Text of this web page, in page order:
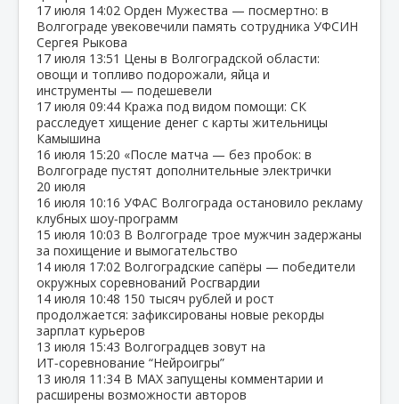
17 июля 14:02 Орден Мужества — посмертно: в
Волгограде увековечили память сотрудника УФСИН
Сергея Рыкова
17 июля 13:51 Цены в Волгоградской области:
овощи и топливо подорожали, яйца и
инструменты — подешевели
17 июля 09:44 Кража под видом помощи: СК
расследует хищение денег с карты жительницы
Камышина
16 июля 15:20 «После матча — без пробок: в
Волгограде пустят дополнительные электрички
20 июля
16 июля 10:16 УФАС Волгограда остановило рекламу
клубных шоу‑программ
15 июля 10:03 В Волгограде трое мужчин задержаны
за похищение и вымогательство
14 июля 17:02 Волгоградские сапёры — победители
окружных соревнований Росгвардии
14 июля 10:48 150 тысяч рублей и рост
продолжается: зафиксированы новые рекорды
зарплат курьеров
13 июля 15:43 Волгоградцев зовут на
ИТ‑соревнование “Нейроигры”
13 июля 11:34 В МАХ запущены комментарии и
расширены возможности авторов